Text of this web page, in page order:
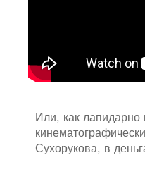
Или, как лапидарно
Сухорукова, в